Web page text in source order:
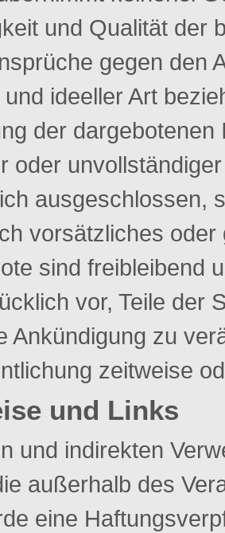
und Qualität der
gegen den
ideeller Art
der
oder
ausgeschlossen,
vorsätzliches
sind freibleibend
vor, Teile der
Ankündigung zu
zeitweise
und Links
und indirekten
außerhalb des
eine